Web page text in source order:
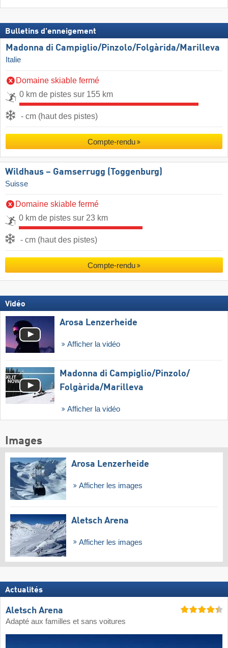
Bulletins d'enneigement
Madonna di Campiglio/​Pinzolo/​Folgàrida/​Marilleva
Italie
Domaine skiable fermé
0 km de pistes sur 155 km
- cm (haut des pistes)
Compte-rendu
Wildhaus – Gamserrugg (Toggenburg)
Suisse
Domaine skiable fermé
0 km de pistes sur 23 km
- cm (haut des pistes)
Compte-rendu
Vidéo
Arosa Lenzerheide
Afficher la vidéo
Madonna di Campiglio/​Pinzolo/​
Folgàrida/​Marilleva
Afficher la vidéo
Images
Arosa Lenzerheide
Afficher les images
Aletsch Arena
Afficher les images
Actualités
Aletsch Arena
Adapté aux familles et sans voitures